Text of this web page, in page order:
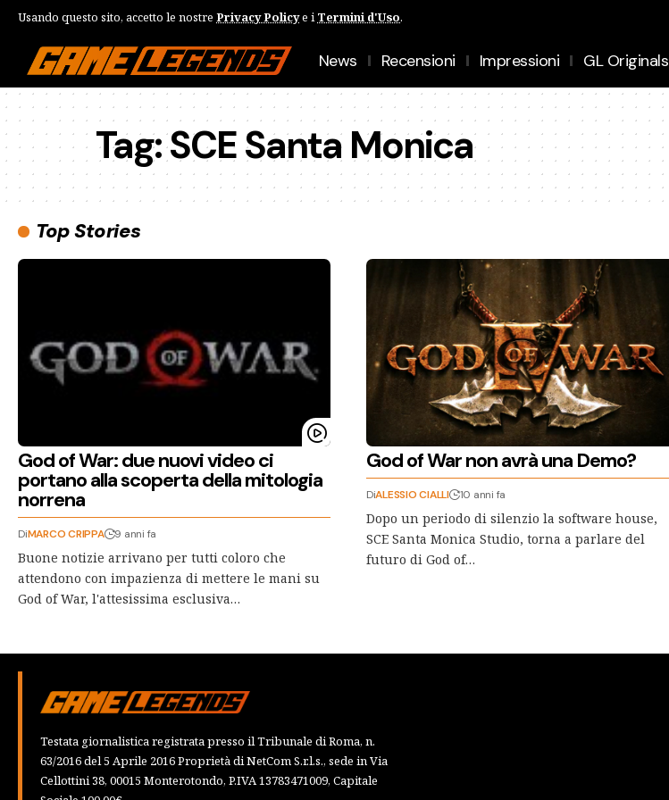
Usando questo sito, accetto le nostre Privacy Policye i Termini d'Uso.
News Recensioni Impressioni GL Originals
Tag:SCE Santa Monica
Top Stories
God of War: due nuovi video ci
portano alla scoperta della mitologia
norrena
DiMARCO CRIPPA 9 anni fa
Buone notizie arrivano per tutti coloro che
attendono con impazienza di mettere le mani su
God of War, l'attesissima esclusiva…
God of War non avrà una Demo?
DiALESSIO CIALLI 10 anni fa
Dopo un periodo di silenzio la software house,
SCE Santa Monica Studio, torna a parlare del
futuro di God of…
Testata giornalistica registrata presso il Tribunale di Roma, n.
63/2016 del 5 Aprile 2016 Proprietà di NetCom S.r.l.s., sede in Via
Cellottini 38, 00015 Monterotondo, P.IVA 13783471009, Capitale